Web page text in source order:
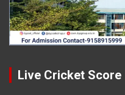
Live Cricket Score